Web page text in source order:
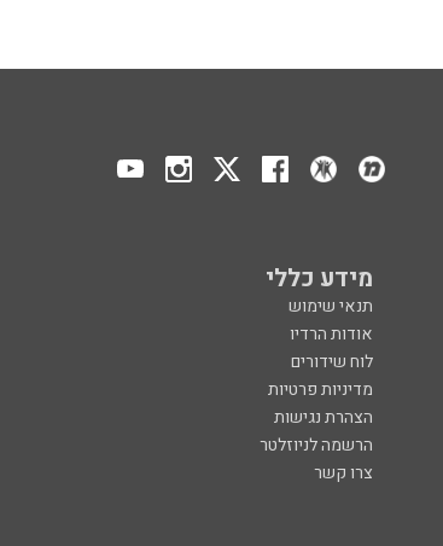
מידע כללי
תנאי שימוש
אודות הרדיו
לוח שידורים
מדיניות פרטיות
הצהרת נגישות
הרשמה לניוזלטר
צרו קשר